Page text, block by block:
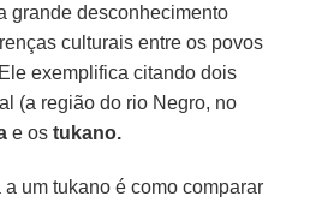
grande desconhecimento
culturais entre os povos
exemplifica citando dois
(a região do rio Negro, no
e ostukano.
um tukano é como comparar